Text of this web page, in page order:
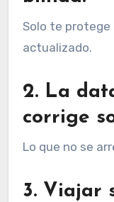
Solo te
actualizado.
2. La
corrige
Lo que no se
3. Viajar